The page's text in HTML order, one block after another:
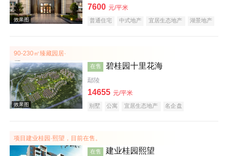
效果图
7600 元/平米
普通住宅 中式地产 宜居生态地产
湖景地产
90-230㎡臻藏园居·
在售 碧桂园十里花海
鄢陵
14655 元/平米
别墅 公寓 宜居生态地产 名企盘
项目建业桂园·熙望，目前在售。
在售 建业桂园熙望